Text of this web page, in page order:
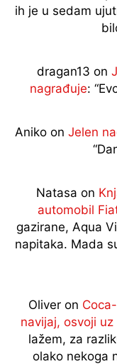
ih je u sedam
dragan13 on
nagrađuje: “
Aniko on Jelen
“
Natasa on
automobil
gazirane, Aqua
napitaka. Mada
Oliveron
navijaj, osvoji
lažem, za
olako nekoga